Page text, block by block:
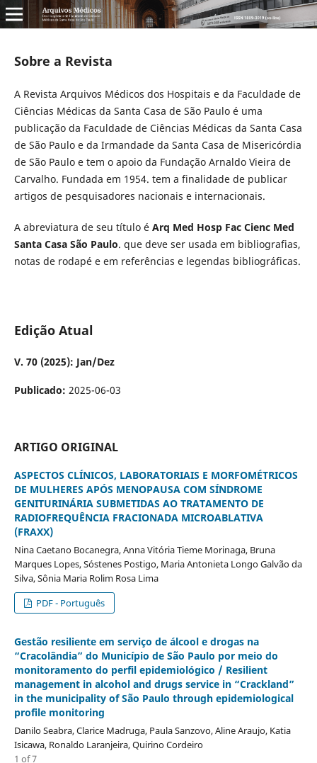
Sobre a Revista
A Revista Arquivos Médicos dos Hospitais e da Faculdade de
Ciências Médicas da Santa Casa de São Paulo é uma
publicação da Faculdade de Ciências Médicas da Santa Casa
de São Paulo e da Irmandade da Santa Casa de Misericórdia
de São Paulo e tem o apoio da Fundação Arnaldo Vieira de
Carvalho. Fundada em 1954. tem a finalidade de publicar
artigos de pesquisadores nacionais e internacionais.
A abreviatura de seu tí­tulo é Arq Med Hosp Fac Cienc Med
Santa Casa São Paulo. que deve ser usada em bibliografias,
notas de rodapé e em referências e legendas bibliográficas.
Edição Atual
V. 70 (2025): Jan/Dez
Publicado: 2025-06-03
ARTIGO ORIGINAL
ASPECTOS CLÍNICOS, LABORATORIAIS E MORFOMÉTRICOS
DE MULHERES APÓS MENOPAUSA COM SÍNDROME
GENITURINÁRIA SUBMETIDAS AO TRATAMENTO DE
RADIOFREQUÊNCIA FRACIONADA MICROABLATIVA
(FRAXX)
Nina Caetano Bocanegra, Anna Vitória Tieme Morinaga, Bruna
Marques Lopes, Sóstenes Postigo, Maria Antonieta Longo Galvão da
Silva, Sônia Maria Rolim Rosa Lima
PDF - Português
Gestão resiliente em serviço de álcool e drogas na
“Cracolândia” do Município de São Paulo por meio do
monitoramento do perfil epidemiológico / Resilient
management in alcohol and drugs service in “Crackland”
in the municipality of São Paulo through epidemiological
profile monitoring
Danilo Seabra, Clarice Madruga, Paula Sanzovo, Aline Araujo, Katia
Isicawa, Ronaldo Laranjeira, Quirino Cordeiro
1 of 7